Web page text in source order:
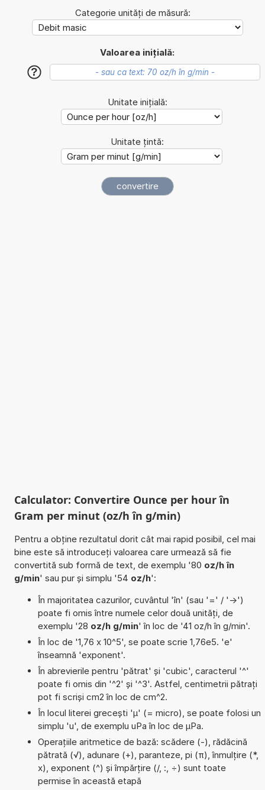
Categorie unități de măsură:
Valoarea inițială:
?
Unitate inițială:
Unitate țintă:
Calculator: Convertire Ounce per hour în
Gram per minut (oz/h în g/min)
Pentru a obține rezultatul dorit cât mai rapid posibil, cel mai
bine este să introduceți valoarea care urmează să fie
convertită sub formă de text, de exemplu '80 oz/h în
g/min' sau pur și simplu '54 oz/h':
În majoritatea cazurilor, cuvântul 'în' (sau '=' / '->')
poate fi omis între numele celor două unități, de
exemplu '28 oz/h g/min' în loc de '41 oz/h în g/min'.
În loc de '1,76 x 10^5', se poate scrie 1,76e5. 'e'
înseamnă 'exponent'.
În abrevierile pentru 'pătrat' și 'cubic', caracterul '^'
poate fi omis din '^2' și '^3'. Astfel, centimetrii pătrați
pot fi scriși cm2 în loc de cm^2.
În locul literei grecești 'µ' (= micro), se poate folosi un
simplu 'u', de exemplu uPa în loc de µPa.
Operațiile aritmetice de bază: scădere (-), rădăcină
pătrată (√), adunare (+), paranteze, pi (π), înmulțire (*,
x), exponent (^) și împărțire (/, :, ÷) sunt toate
permise în această etapă